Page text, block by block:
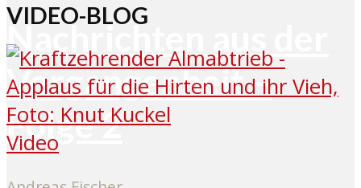
Nachrichten aus der
Vergangenheit –
Folge 2
VIDEO-BLOG
Video